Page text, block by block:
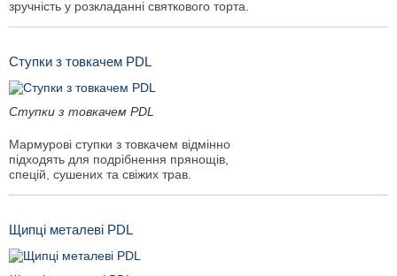
зручність у розкладанні святкового торта.
Ступки з товкачем PDL
Ступки з товкачем PDL
Мармурові ступки з товкачем відмінно
підходять для подрібнення прянощів,
спецій, сушених та свіжих трав.
Щипці металеві PDL